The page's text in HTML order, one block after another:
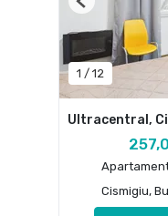
1 / 12
Previous
Ultracentral,
Cismigiu,